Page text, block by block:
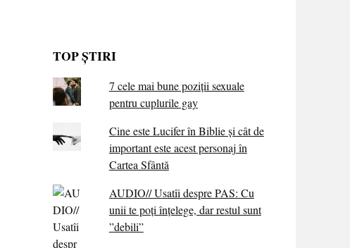
TOP ȘTIRI
7 cele mai bune poziții sexuale
pentru cuplurile gay
Cine este Lucifer în Biblie și cât de
important este acest personaj în
Cartea Sfântă
AUDIO// Usatîi despre PAS: Cu
unii te poți înțelege, dar restul sunt
”debili”